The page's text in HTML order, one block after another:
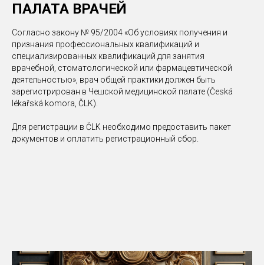
ПАЛАТА ВРАЧЕЙ
Согласно закону № 95/2004 «Об условиях получения и
признания профессиональных квалификаций и
специализированных квалификаций для занятия
врачебной, стоматологической или фармацевтической
деятельностью», врач общей практики должен быть
зарегистрирован в Чешской медицинской палате (Česká
lékařská komora, ČLK).
Для регистрации в ČLK необходимо предоставить пакет
документов и оплатить регистрационный сбор.